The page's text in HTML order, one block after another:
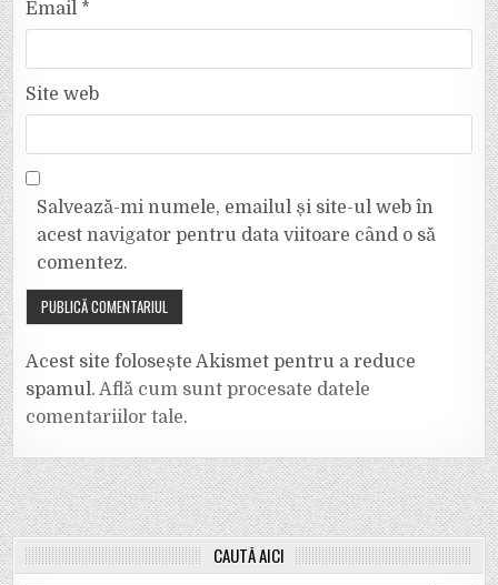
Email *
Site web
Salvează-mi numele, emailul și site-ul web în
acest navigator pentru data viitoare când o să
comentez.
Acest site folosește Akismet pentru a reduce
spamul.Află cum sunt procesate datele
comentariilor tale.
CAUTĂ AICI